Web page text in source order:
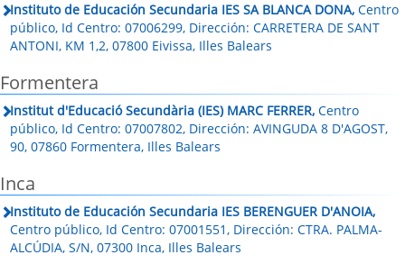
Instituto de Educación Secundaria IES SA BLANCA DONA, Centro
público, Id Centro: 07006299, Dirección: CARRETERA DE SANT
ANTONI, KM 1,2, 07800 Eivissa, Illes Balears
Formentera
Institut d'Educació Secundària (IES) MARC FERRER, Centro
público, Id Centro: 07007802, Dirección: AVINGUDA 8 D'AGOST,
90, 07860 Formentera, Illes Balears
Inca
Instituto de Educación Secundaria IES BERENGUER D'ANOIA,
Centro público, Id Centro: 07001551, Dirección: CTRA. PALMA-
ALCÚDIA, S/N, 07300 Inca, Illes Balears